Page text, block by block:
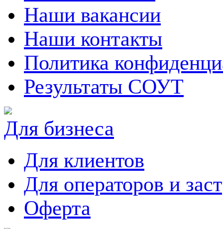
Наши вакансии
Наши контакты
Политика
Результаты СОУТ
Для бизнеса
Для клиентов
Для операторов и
Оферта